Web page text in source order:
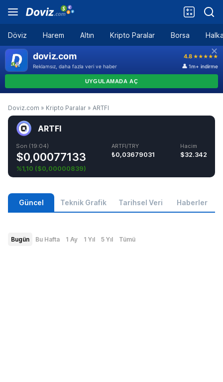
Döviz Harem Altın Kripto Paralar Borsa
Doviz.com » Kripto Paralar » ARTFI
ARTFI
Son (19:04)
$0,00077133
%1,10 ($0,00000839)
ARTFI/TRY
₺0,03679031
Hacim
$32.342
Güncel Teknik Grafik Tarihsel Veri Haberler
Bugün Bu Hafta 1 Ay 1 Yıl 5 Yıl Tümü